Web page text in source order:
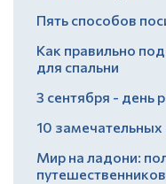
Пять способов
Как правильно
для спальни
3 сентября - день
10
Мир на ладони:
путешественников